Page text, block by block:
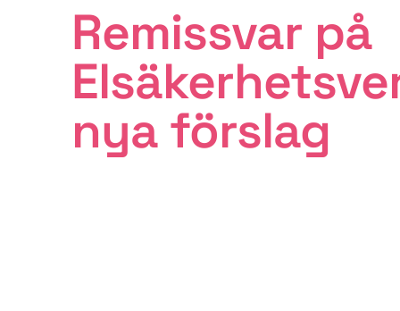
Remissvar på
nya förslag